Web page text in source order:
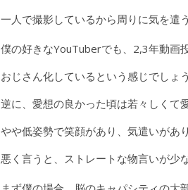
一人で撮影しているから周りに気を遣
僕の好きなYouTuberでも、2,3年動画
おじさん化しているという感じでしょう
逆に、愛想の良かった頃は若々しくて
やや低姿勢で笑顔があり、気遣いがあり
悪く言うと、ストレートな物言いが少